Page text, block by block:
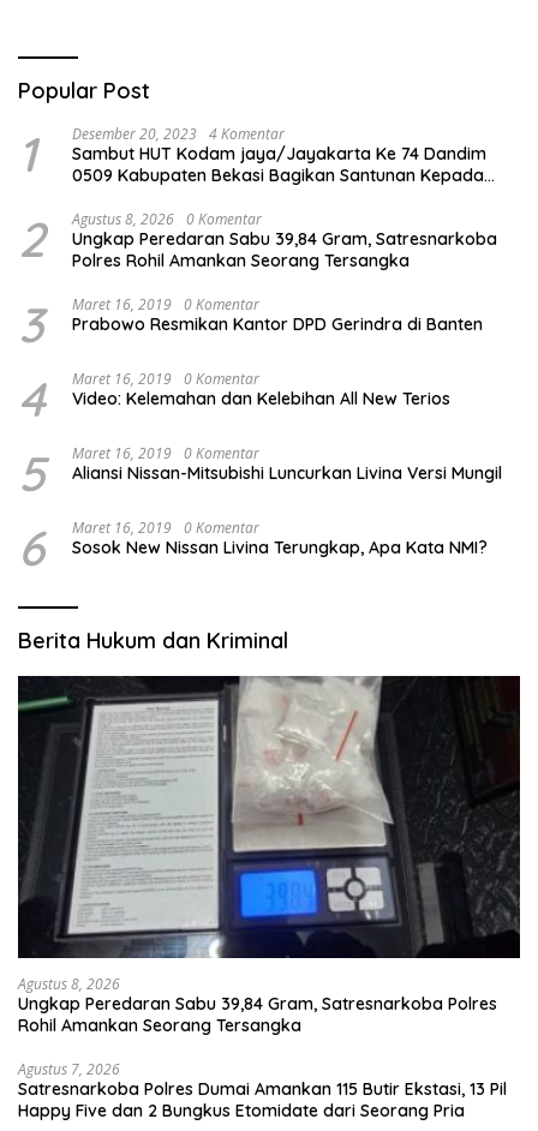
Popular Post
1 Desember 20, 2023 4 Komentar
Sambut HUT Kodam jaya/Jayakarta Ke 74 Dandim
0509 Kabupaten Bekasi Bagikan Santunan Kepada
2 Agustus 8, 2026 0 Komentar
Ungkap Peredaran Sabu 39,84 Gram, Satresnarkoba
Polres Rohil Amankan Seorang Tersangka
3 Maret 16, 2019 0 Komentar
Prabowo Resmikan Kantor DPD Gerindra di Banten
4 Maret 16, 2019 0 Komentar
Video: Kelemahan dan Kelebihan All New Terios
5 Maret 16, 2019 0 Komentar
Aliansi Nissan-Mitsubishi Luncurkan Livina Versi Mungil
6 Maret 16, 2019 0 Komentar
Sosok New Nissan Livina Terungkap, Apa Kata NMI?
Berita Hukum dan Kriminal
Agustus 8, 2026
Ungkap Peredaran Sabu 39,84 Gram, Satresnarkoba Polres
Rohil Amankan Seorang Tersangka
Agustus 7, 2026
Satresnarkoba Polres Dumai Amankan 115 Butir Ekstasi, 13 Pil
Happy Five dan 2 Bungkus Etomidate dari Seorang Pria